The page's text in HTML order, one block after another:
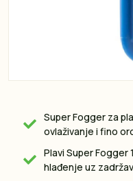
Super Fogger za
ovlaživanje i fino
Plavi Super Fogger
hlađenje uz